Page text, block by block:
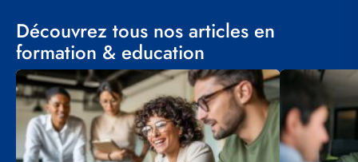
Découvrez tous nos articles en
formation & education
Visuel
principal
Visuel